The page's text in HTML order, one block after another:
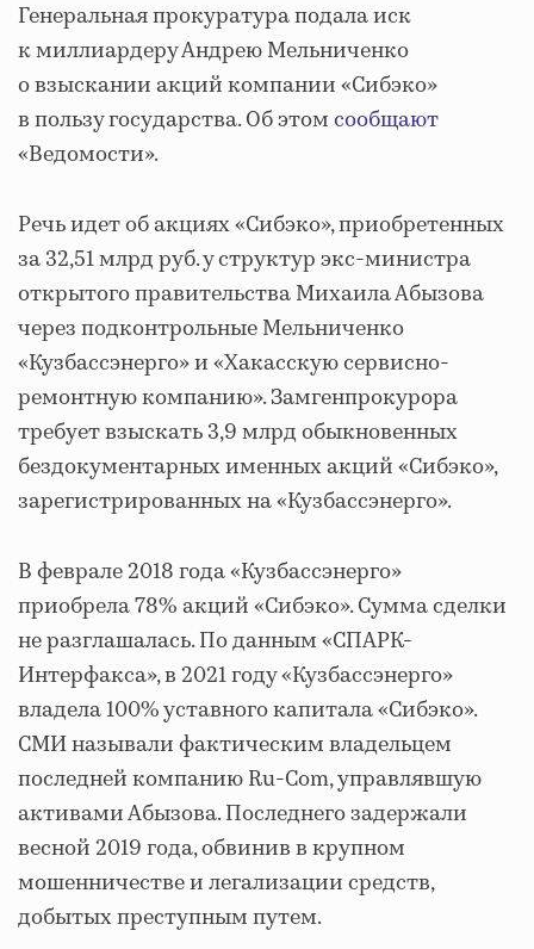
Генеральная прокуратура подала иск
к миллиардеру Андрею Мельниченко
о взыскании акций компании «Сибэко»
в пользу государства. Об этомсообщают
«Ведомости».
Речь идет об акциях «Сибэко», приобретенных
за 32,51 млрд руб. у структур экс-министра
открытого правительства Михаила Абызова
через подконтрольные Мельниченко
«Кузбассэнерго» и «Хакасскую сервисно-
ремонтную компанию». Замгенпрокурора
требует взыскать 3,9 млрд обыкновенных
бездокументарных именных акций «Сибэко»,
зарегистрированных на «Кузбассэнерго».
В феврале 2018 года «Кузбассэнерго»
приобрела 78% акций «Сибэко». Сумма сделки
не разглашалась. По данным «СПАРК-
Интерфакса», в 2021 году «Кузбассэнерго»
владела 100% уставного капитала «Сибэко».
СМИ называли фактическим владельцем
последней компанию Ru-Com, управлявшую
активами Абызова. Последнего задержали
весной 2019 года, обвинив в крупном
мошенничестве и легализации средств,
добытых преступным путем.